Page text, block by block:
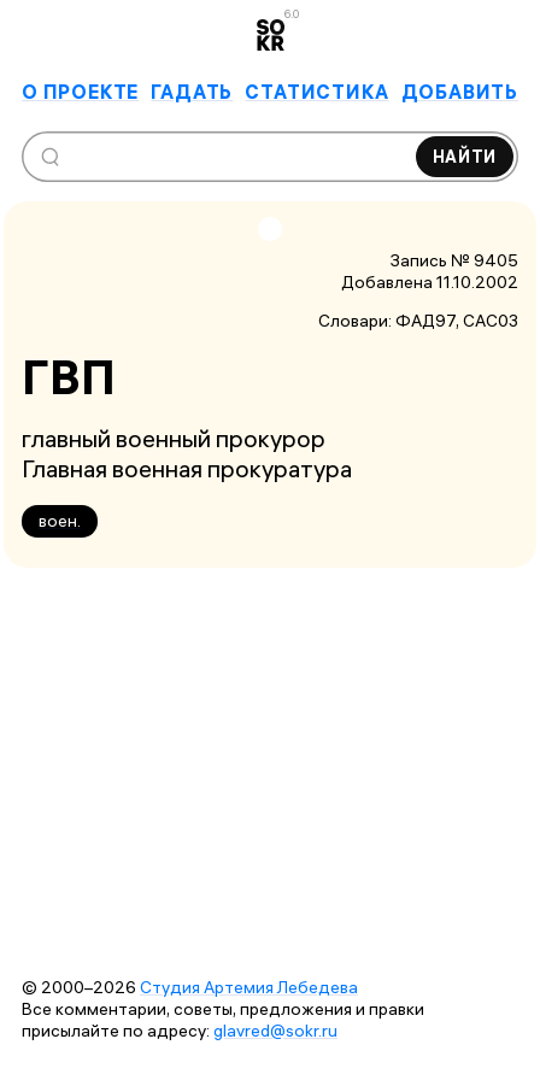
6.0
О ПРОЕКТЕ ГАДАТЬ СТАТИСТИКА ДОБАВИТЬ
НАЙТИ
Запись № 9405
Добавлена 11.10.2002
Словари: ФАД97, САС03
ГВП
главный военный прокурор
Главная военная прокуратура
воен.
© 2000–2026 Студия Артемия Лебедева
Все комментарии, советы, предложения и правки
присылайте по адресу: glavred@sokr.ru